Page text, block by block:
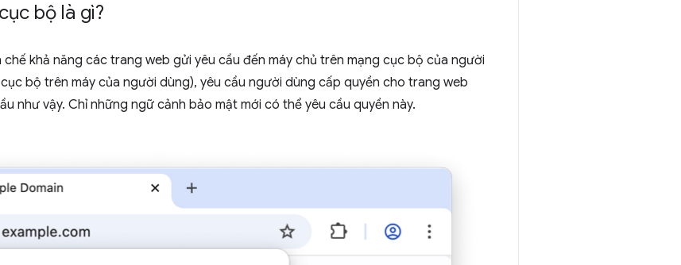
bộ là gì?
chế khả năng các trang web gửi yêu cầu đến máy chủ trên mạng cục bộ của người
bộ trên máy của người dùng), yêu cầu người dùng cấp quyền cho trang web
như vậy. Chỉ những ngữ cảnh bảo mật mới có thể yêu cầu quyền này.